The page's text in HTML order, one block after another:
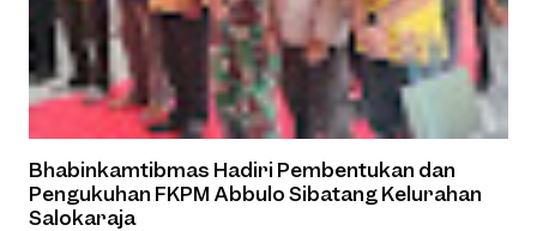
Bhabinkamtibmas Hadiri Pembentukan dan
Pengukuhan FKPM Abbulo Sibatang Kelurahan
Salokaraja